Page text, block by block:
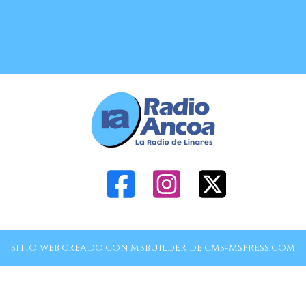
SITIO WEB CREADO CON MSBUILDER DE CMS-MSPRESS.COM